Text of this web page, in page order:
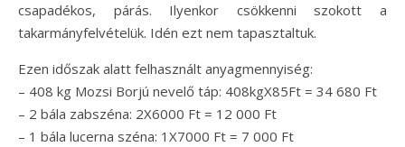
csapadékos, párás. Ilyenkor csökkenni szokott a
takarmányfelvételük. Idén ezt nem tapasztaltuk.
Ezen időszak alatt felhasznált anyagmennyiség:
– 408 kg Mozsi Borjú nevelő táp: 408kgX85Ft = 34 680 Ft
– 2 bála zabszéna: 2X6000 Ft = 12 000 Ft
– 1 bála lucerna széna: 1X7000 Ft = 7 000 Ft